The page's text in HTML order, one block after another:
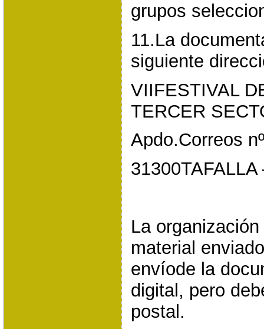
grupos
11.La
siguiente
VIIFESTIVAL
TERCER
Apdo.Correos
La
material
envíode la
digital, pero
postal.